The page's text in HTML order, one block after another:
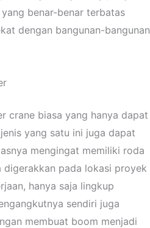
benar-benar terbatas
dengan bangunan-bangunan
crane biasa yang hanya dapat
yang satu ini juga dapat
mengingat memiliki roda
digerakkan pada lokasi proyek
hanya saja lingkup
sendiri juga
membuat boom menjadi